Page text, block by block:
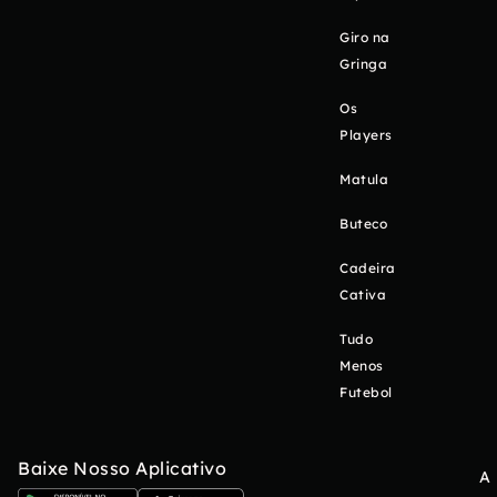
Giro na
Gringa
Os
Players
Matula
Buteco
Cadeira
Cativa
Tudo
Menos
Futebol
Baixe Nosso Aplicativo
A